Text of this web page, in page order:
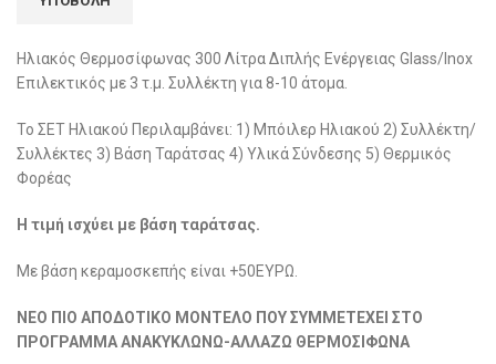
Ηλιακός Θερμοσίφωνας 300 Λίτρα Διπλής Ενέργειας Glass/Inox
Επιλεκτικός με 3 τ.μ. Συλλέκτη για 8-10 άτομα.
Το ΣΕΤ Ηλιακού Περιλαμβάνει: 1) Μπόιλερ Ηλιακού 2) Συλλέκτη/
Συλλέκτες 3) Βάση Ταράτσας 4) Υλικά Σύνδεσης ​5) Θερμικός
Φορέας
Η τιμή ισχύει με βάση ταράτσας.
Με βάση κεραμοσκεπής είναι +50ΕΥΡΩ.
ΝΕΟ ΠΙΟ ΑΠΟΔΟΤΙΚΟ ΜΟΝΤΕΛΟ ΠΟΥ ΣΥΜΜΕΤΕΧΕΙ ΣΤΟ
ΠΡΟΓΡΑΜΜΑ ΑΝΑΚΥΚΛΩΝΩ-ΑΛΛΑΖΩ ΘΕΡΜΟΣΙΦΩΝΑ